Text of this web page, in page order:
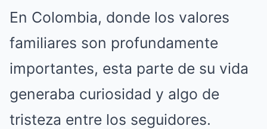
En Colombia, donde los valores
familiares son profundamente
importantes, esta parte de su vida
generaba curiosidad y algo de
tristeza entre los seguidores.